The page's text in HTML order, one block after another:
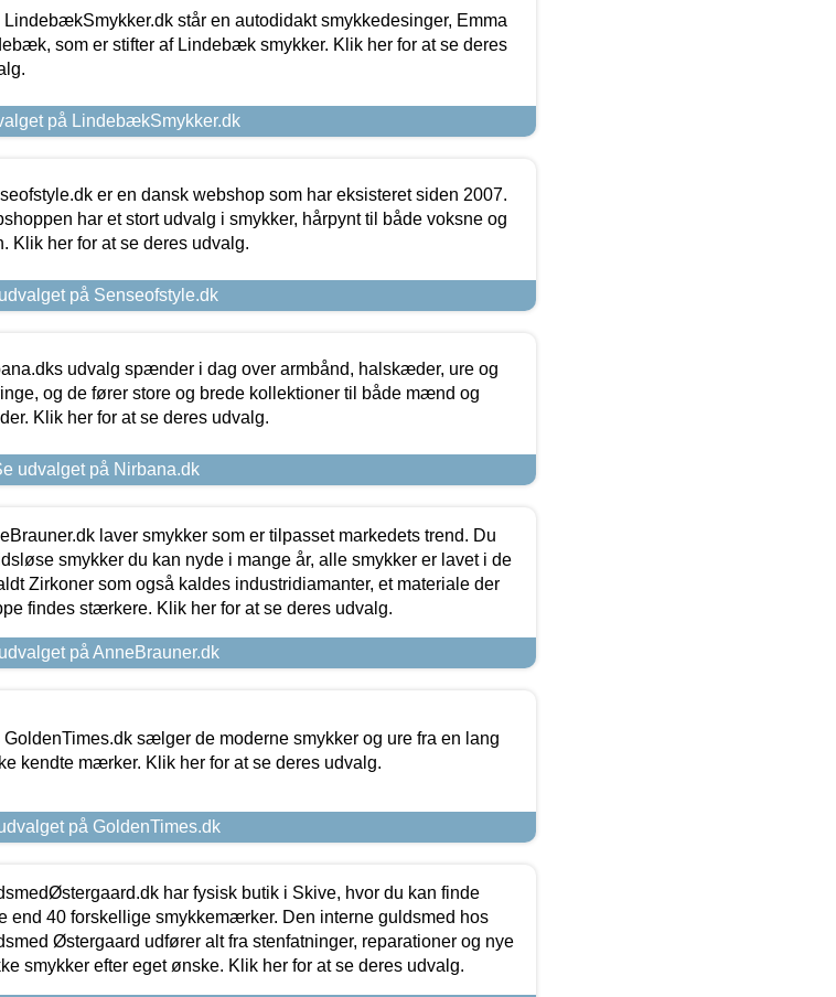
LindebækSmykker.dk står en autodidakt smykkedesinger, Emma
som er stifter af Lindebæk smykker. Klik her for at se deres
på LindebækSmykker.dk
er en dansk webshop som har eksisteret siden 2007.
har et stort udvalg i smykker, hårpynt til både voksne og
Klik her for at se deres udvalg.
på Senseofstyle.dk
udvalg spænder i dag over armbånd, halskæder, ure og
og de fører store og brede kollektioner til både mænd og
Klik her for at se deres udvalg.
udvalget på Nirbana.dk
laver smykker som er tilpasset markedets trend. Du
smykker du kan nyde i mange år, alle smykker er lavet i de
Zirkoner som også kaldes industridiamanter, et materiale der
findes stærkere. Klik her for at se deres udvalg.
på AnneBrauner.dk
GoldenTimes.dk sælger de moderne smykker og ure fra en lang
kendte mærker. Klik her for at se deres udvalg.
på GoldenTimes.dk
har fysisk butik i Skive, hvor du kan finde
end 40 forskellige smykkemærker. Den interne guldsmed hos
Østergaard udfører alt fra stenfatninger, reparationer og nye
smykker efter eget ønske. Klik her for at se deres udvalg.